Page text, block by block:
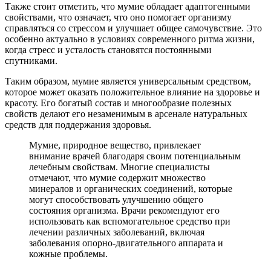
Также стоит отметить, что мумие обладает адаптогенными
свойствами, что означает, что оно помогает организму
справляться со стрессом и улучшает общее самочувствие. Это
особенно актуально в условиях современного ритма жизни,
когда стресс и усталость становятся постоянными
спутниками.
Таким образом, мумие является универсальным средством,
которое может оказать положительное влияние на здоровье и
красоту. Его богатый состав и многообразие полезных
свойств делают его незаменимым в арсенале натуральных
средств для поддержания здоровья.
Мумие, природное вещество, привлекает
внимание врачей благодаря своим потенциальным
лечебным свойствам. Многие специалисты
отмечают, что мумие содержит множество
минералов и органических соединений, которые
могут способствовать улучшению общего
состояния организма. Врачи рекомендуют его
использовать как вспомогательное средство при
лечении различных заболеваний, включая
заболевания опорно-двигательного аппарата и
кожные проблемы.